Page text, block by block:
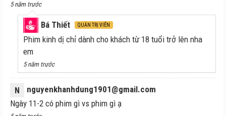
5 năm trước
Bá Thiết QUẢN TRỊ VIÊN
Phim kinh dị chỉ dành cho khách từ 18 tuổi trở lên nha
em
5 năm trước
N
nguyenkhanhdung1901@gmail.com
Ngày 11-2 có phim gì vs phim gì ạ